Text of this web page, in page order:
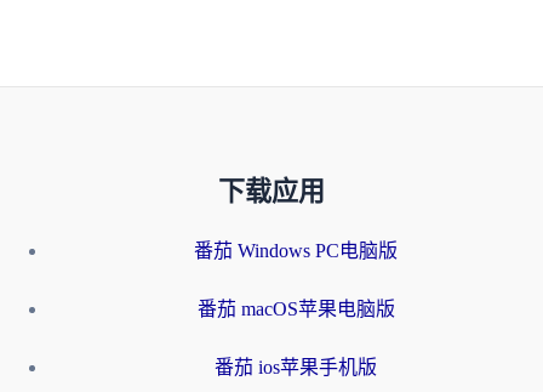
下载应用
番茄 Windows PC电脑版
番茄 macOS苹果电脑版
番茄 ios苹果手机版